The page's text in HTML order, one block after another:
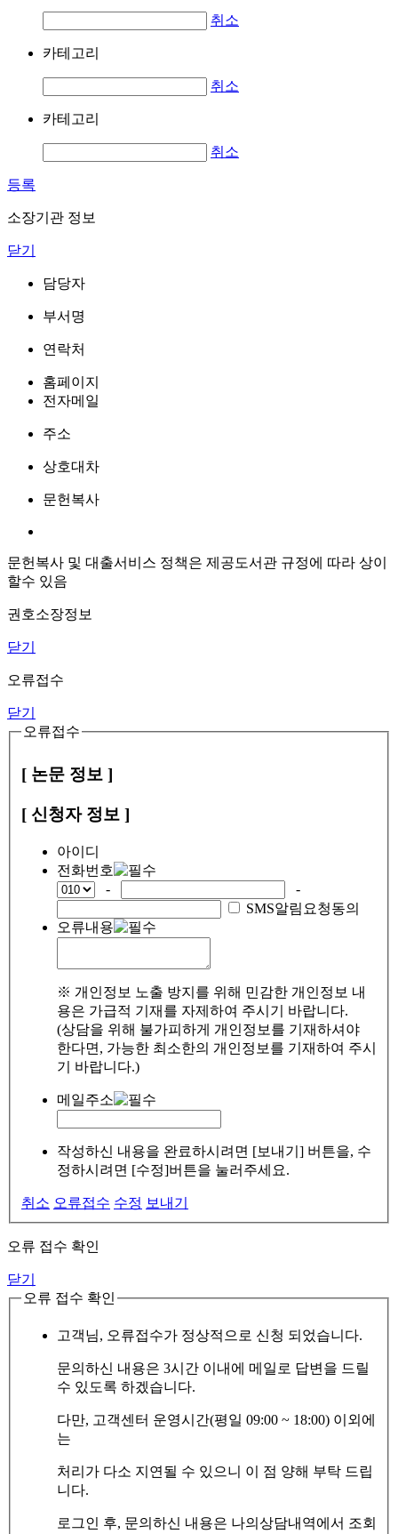
취소
카테고리
취소
카테고리
취소
등록
소장기관 정보
닫기
담당자
부서명
연락처
홈페이지
전자메일
주소
상호대차
문헌복사
문헌복사 및 대출서비스 정책은 제공도서관 규정에 따라 상이
할수 있음
권호소장정보
닫기
오류접수
닫기
오류접수
[ 논문 정보 ]
[ 신청자 정보 ]
아이디
전화번호
-
-
SMS알림요청동의
오류내용
※ 개인정보 노출 방지를 위해 민감한 개인정보 내
용은 가급적 기재를 자제하여 주시기 바랍니다.
(상담을 위해 불가피하게 개인정보를 기재하셔야
한다면, 가능한 최소한의 개인정보를 기재하여 주시
기 바랍니다.)
메일주소
작성하신 내용을 완료하시려면 [보내기] 버튼을, 수
정하시려면 [수정]버튼을 눌러주세요.
취소 오류접수 수정 보내기
오류 접수 확인
닫기
오류 접수 확인
고객님, 오류접수가 정상적으로 신청 되었습니다.
문의하신 내용은 3시간 이내에 메일로 답변을 드릴
수 있도록 하겠습니다.
다만, 고객센터 운영시간(평일 09:00 ~ 18:00) 이외에
는
처리가 다소 지연될 수 있으니 이 점 양해 부탁 드립
니다.
로그인 후, 문의하신 내용은 나의상담내역에서 조회